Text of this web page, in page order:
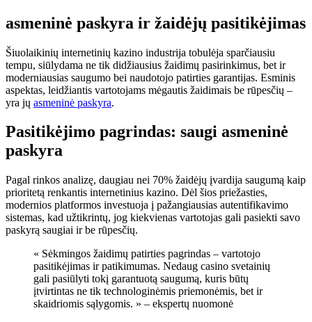
asmeninė paskyra ir žaidėjų pasitikėjimas
Šiuolaikinių internetinių kazino industrija tobulėja sparčiausiu
tempu, siūlydama ne tik didžiausius žaidimų pasirinkimus, bet ir
moderniausias saugumo bei naudotojo patirties garantijas. Esminis
aspektas, leidžiantis vartotojams mėgautis žaidimais be rūpesčių –
yra jų asmeninė paskyra.
Pasitikėjimo pagrindas: saugi asmeninė
paskyra
Pagal rinkos analizę, daugiau nei 70% žaidėjų įvardija saugumą kaip
prioritetą renkantis internetinius kazino. Dėl šios priežasties,
modernios platformos investuoja į pažangiausias autentifikavimo
sistemas, kad užtikrintų, jog kiekvienas vartotojas gali pasiekti savo
paskyrą saugiai ir be rūpesčių.
« Sėkmingos žaidimų patirties pagrindas – vartotojo
pasitikėjimas ir patikimumas. Nedaug casino svetainių
gali pasiūlyti tokį garantuotą saugumą, kuris būtų
įtvirtintas ne tik technologinėmis priemonėmis, bet ir
skaidriomis sąlygomis. » – ekspertų nuomonė